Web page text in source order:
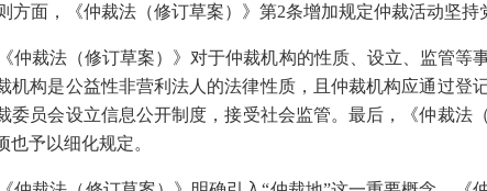
方面，《仲裁法（修订草案）》第2条增加规定仲裁活动坚持
仲裁法（修订草案）》对于仲裁机构的性质、设立、监管等
机构是公益性非营利法人的法律性质，且仲裁机构应通过登
委员会设立信息公开制度，接受社会监管。最后，《仲裁法
予以细化规定。